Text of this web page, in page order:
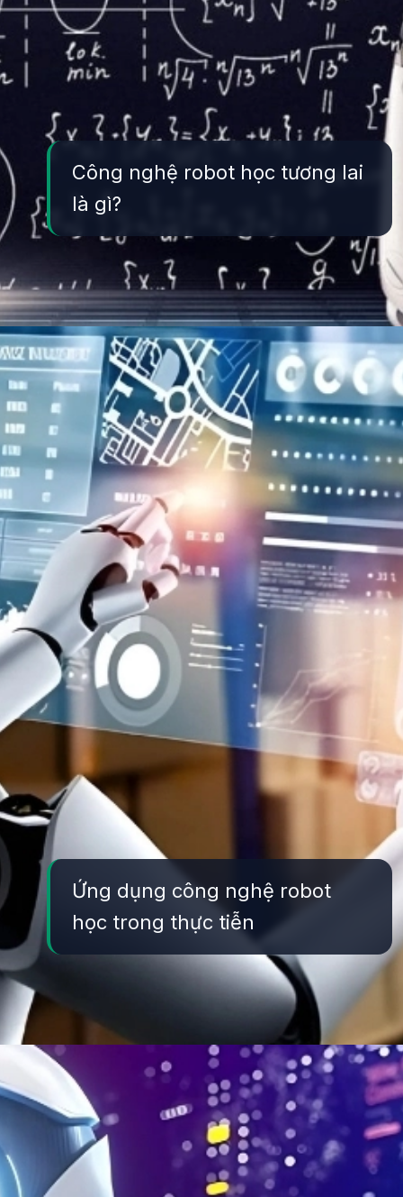
Công nghệ robot học tương lai
là gì?
Đang mở
Ứng dụng công nghệ robot
học trong thực tiễn
Đang mở https://yeukhoahoc.edu.vn/cong-nghe-robot-hoc-tuong-lai